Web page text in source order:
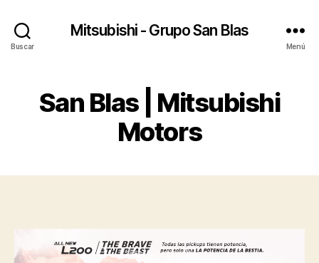
Buscar
Mitsubishi - Grupo San Blas
Menú
San Blas | Mitsubishi
Motors